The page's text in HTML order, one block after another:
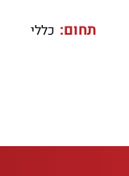
תחום: כללי